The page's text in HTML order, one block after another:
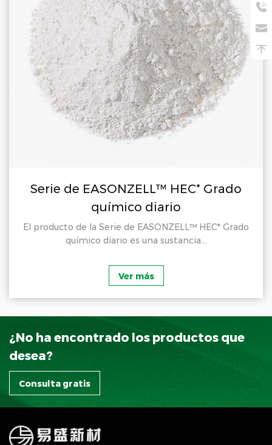
Serie de EASONZELL™ HEC* Grado
químico diario
El producto de la Serie de EASONZELL™ HEC* Grado
químico diario es una sustancia...
Ver más
¿No ha encontrado los productos que
desea?
Consulta gratis